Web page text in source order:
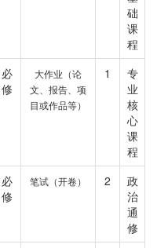
础
课
程
必
修
大作业（论
文、报告、项
目或作品等）
1
专
业
核
心
课
程
必
修
笔试（开卷） 2
政
治
通
修